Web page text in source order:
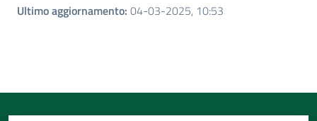
Ultimo aggiornamento: 04-03-2025, 10:53